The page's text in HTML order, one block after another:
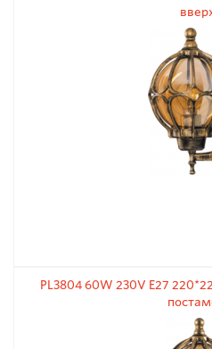
PL3804 60W 230V E27